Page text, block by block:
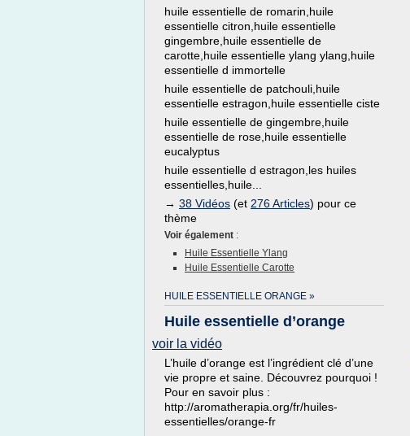
huile essentielle de romarin,huile
essentielle citron,huile essentielle
gingembre,huile essentielle de
carotte,huile essentielle ylang ylang,huile
essentielle d immortelle
huile essentielle de patchouli,huile
essentielle estragon,huile essentielle ciste
huile essentielle de gingembre,huile
essentielle de rose,huile essentielle
eucalyptus
huile essentielle d estragon,les huiles
essentielles,huile...
→ 38 Vidéos (et 276 Articles) pour ce
thème
Voir également :
Huile Essentielle Ylang
Huile Essentielle Carotte
HUILE ESSENTIELLE ORANGE »
Huile essentielle d’orange
voir la vidéo
L’huile d’orange est l’ingrédient clé d’une
vie propre et saine. Découvrez pourquoi !
Pour en savoir plus :
http://aromatherapia.org/fr/huiles-
essentielles/orange-fr